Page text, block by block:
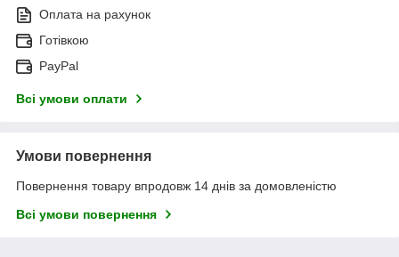
Оплата на рахунок
Готівкою
PayPal
Всі умови оплати
Умови повернення
Повернення товару впродовж 14 днів за домовленістю
Всі умови повернення